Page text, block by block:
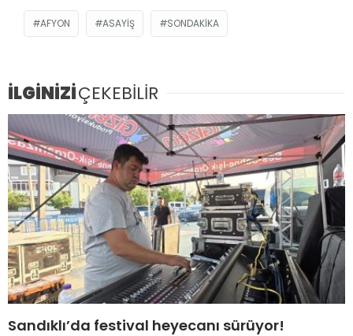
AFYON ASAYIŞ SONDAKIKA
İLGİNİZİÇEKEBİLİR
Sandıklı’da festival heyecanı sürüyor!